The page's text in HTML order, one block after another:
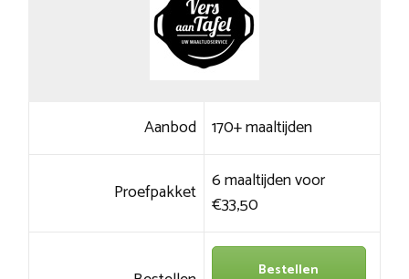
Aanbod 170+ maaltijden
Proefpakket 6 maaltijden voor
€33,50
Bestellen